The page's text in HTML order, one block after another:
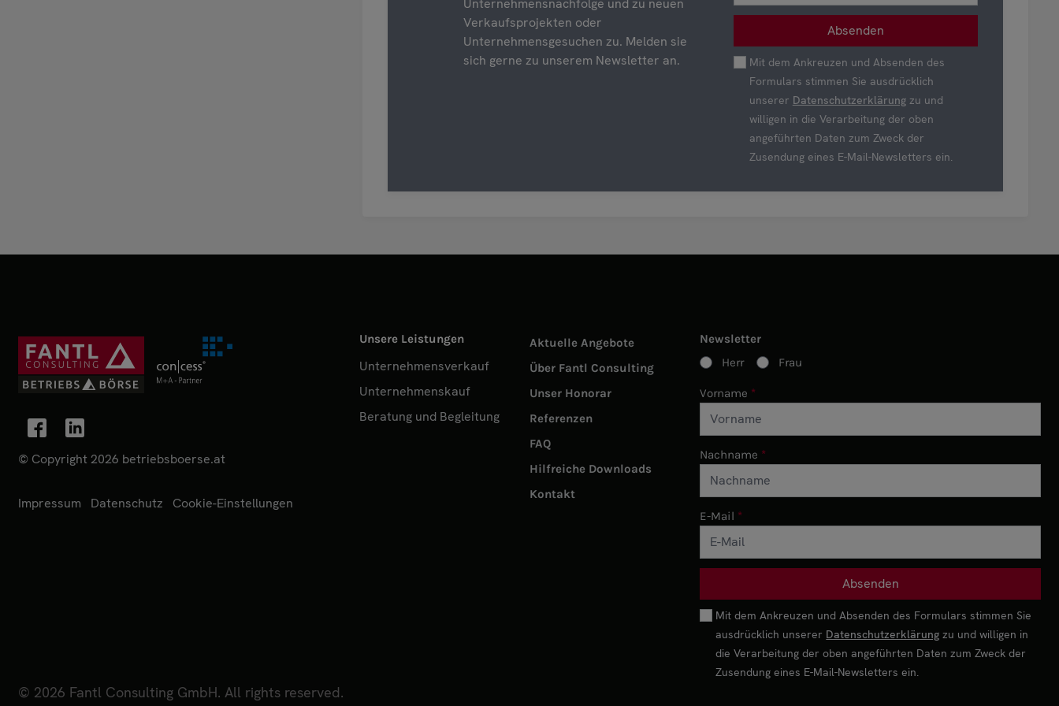
Unternehmensnachfolge und zu neuen
Verkaufsprojekten oder
Unternehmensgesuchen zu. Melden sie
sich gerne zu unserem Newsletter an.
Mit dem Ankreuzen und Absenden des
Formulars stimmen Sie ausdrücklich
unserer Datenschutzerklärungzu und
willigen in die Verarbeitung der oben
angeführten Daten zum Zweck der
Zusendung eines E-Mail-Newsletters ein.
© Copyright 2026 betriebsboerse.at
Impressum Datenschutz Cookie-Einstellungen
Unsere Leistungen
Unternehmensverkauf
Unternehmenskauf
Beratung und Begleitung
Aktuelle Angebote
Über Fantl Consulting
Unser Honorar
Referenzen
FAQ
Hilfreiche Downloads
Kontakt
Newsletter
Herr
Frau
Vorname
Nachname
E-Mail
Mit dem Ankreuzen und Absenden des Formulars stimmen Sie
ausdrücklich unserer Datenschutzerklärung zu und willigen in
die Verarbeitung der oben angeführten Daten zum Zweck der
Zusendung eines E-Mail-Newsletters ein.
© 2026 Fantl Consulting GmbH. All rights reserved.